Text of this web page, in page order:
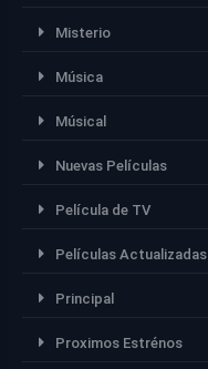
Misterio
Música
Músical
Nuevas Películas
Película de TV
Películas Actualizadas
Principal
Proximos Estrénos